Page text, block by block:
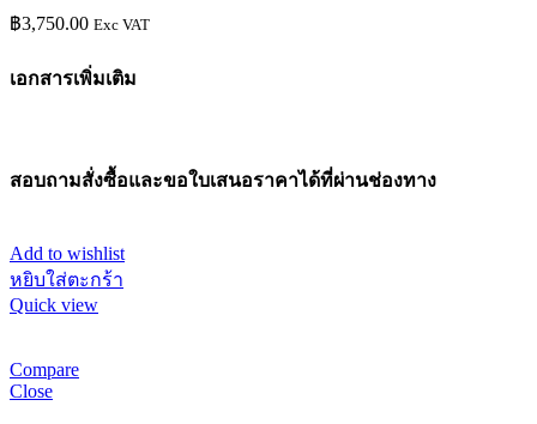
฿3,750.00 Exc VAT
เอกสารเพิ่มเติม
สอบถามสั่งซื้อและขอใบเสนอราคาได้ที่ผ่านช่องทาง
Add to wishlist
หยิบใส่ตะกร้า
Quick view
Compare
Close